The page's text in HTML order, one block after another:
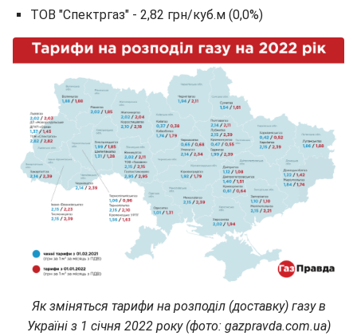
ТОВ "Спектргаз" - 2,82 грн/куб.м (0,0%)
Як зміняться тарифи на розподіл (доставку) газу в
Україні з 1 січня 2022 року (фото: gazpravda.com.ua)